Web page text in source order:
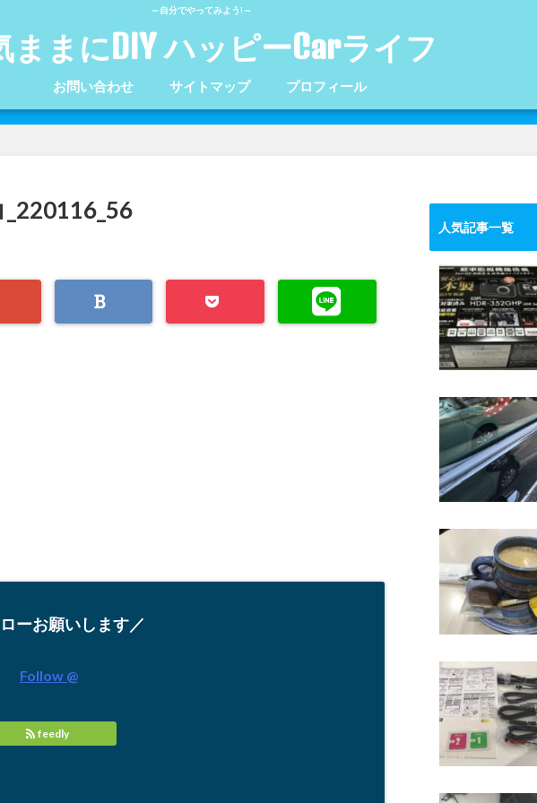
～自分でやってみよう!～
ままにDIY ハッピーCarライフ
お問い合わせ サイトマップ プロフィール
ーお願いします／
Follow @
feedly
人気記事一覧